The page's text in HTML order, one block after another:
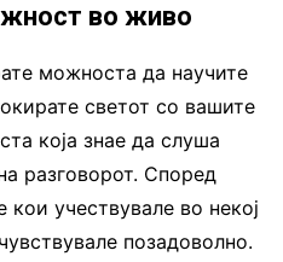
во живо
можноста да научите
светот со вашите
која знае да слуша
разговорот. Според
учествувале во некој
позадоволно.